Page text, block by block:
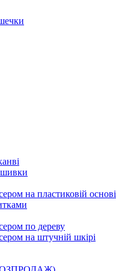
на пластиковій основі
по дереву
на штучній шкірі